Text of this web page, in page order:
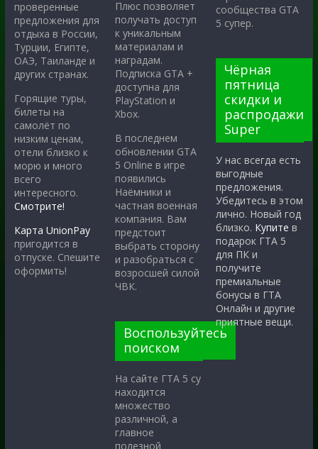
проверенные
предложения для
отдыха в России,
Турции, Египте,
ОАЭ, Таиланде и
других странах.
Горящие туры,
билеты на
самолёт по
низким ценам,
отели близко к
морю и много
всего
интересного.
Смотрите!
Карта UnionPay
пригодится в
отпуске. Спешите
оформить!
Плюс позволяет
получать доступ
к уникальным
материалам и
наградам.
Подписка GTA +
доступна для
PlayStation и
Xbox.
В последнем
обновлении GTA
5 Online в игре
появились
Наёмники и
частная военная
компания. Вам
предстоит
выбрать сторону
и разобраться с
возросшей силой
ЧВК.
Воспользуйтесь
поиском
На сайте ГТА 5 су
находится
множество
различной, а
главное
полезной
сообщества GTA
5 супер.
Чёрная
пятница
скидки и
распродажи
Super
У нас всегда есть
выгодные
предложения.
Убедитесь в этом
лично. Новый год
близко. Купите в
подарок ГТА 5
для ПК и
получите
премиальные
бонусы в ГТА
Онлайн и другие
приятные вещи.